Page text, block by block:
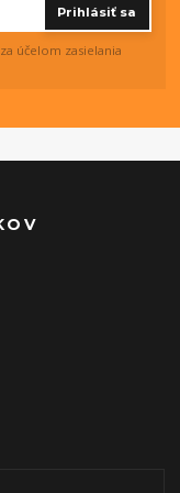
Prihlásiť sa
za účelom zasielania